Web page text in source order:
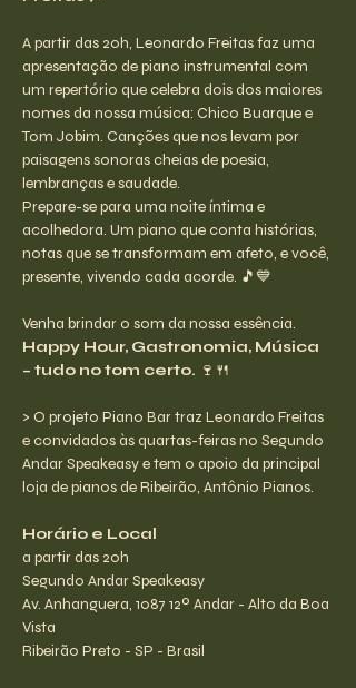
A partir das 20h, Leonardo Freitas faz uma
apresentação de piano instrumental com
um repertório que celebra dois dos maiores
nomes da nossa música: Chico Buarque e
Tom Jobim. Canções que nos levam por
paisagens sonoras cheias de poesia,
lembranças e saudade.
Prepare-se para uma noite íntima e
acolhedora. Um piano que conta histórias,
notas que se transformam em afeto, e você,
presente, vivendo cada acorde. 🎵💙
Venha brindar o som da nossa essência.
Happy Hour, Gastronomia, Música
– tudo no tom certo. 🍷🍴
> O projeto Piano Bar traz Leonardo Freitas
e convidados às quartas-feiras no Segundo
Andar Speakeasy e tem o apoio da principal
loja de pianos de Ribeirão, Antônio Pianos.
Horário e Local
a partir das 20h
Segundo Andar Speakeasy
Av. Anhanguera, 1087 12º Andar - Alto da Boa
Vista
Ribeirão Preto - SP - Brasil